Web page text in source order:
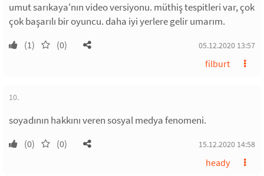
umut sarıkaya'nın video versiyonu. müthiş tespitleri var, çok
çok başarılı bir oyuncu. daha iyi yerlere gelir umarım.
(1) (0) 05.12.2020 13:57
filburt
10.
soyadının hakkını veren sosyal medya fenomeni.
(0) (0) 15.12.2020 14:58
heady